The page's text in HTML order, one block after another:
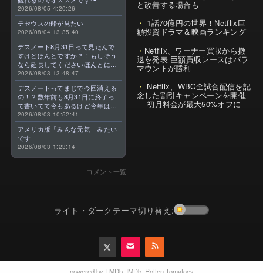
2026/08/05 4:20:26
テセウスの船が見たい
2026/08/04 13:35:40
デスノート8月31日って見たんで
すけどほんとですか？！もしそう
なら延長してくださいほんとに大
好きなんです😭
2026/08/03 13:48:47
デスノートってまじで今回消える
の！？数年前も8月31日に終了っ
て書いてて今もあるけど今年はま
じのやつ！？よくわからん！！で
きればなくならないでほしい！平
成アニメを振り返らせてくれっ
っ！！！！！！！
2026/08/03 10:52:41
アメリカ版「みんな元気」みたい
です
2026/08/03 1:23:14
コメント一覧
と改善する場合も
1話70億円の世界！Netflix巨
額投資ドラマ＆映画ランキング
Netflix、ワーナー買収から撤
退を発表 巨額買収レースはパラ
マウントが勝利
Netflix、WBC全試合配信を記
念した割引キャンペーンを開催
— 初月料金が最大50%オフに
ライト・ダークテーマ切り替え: